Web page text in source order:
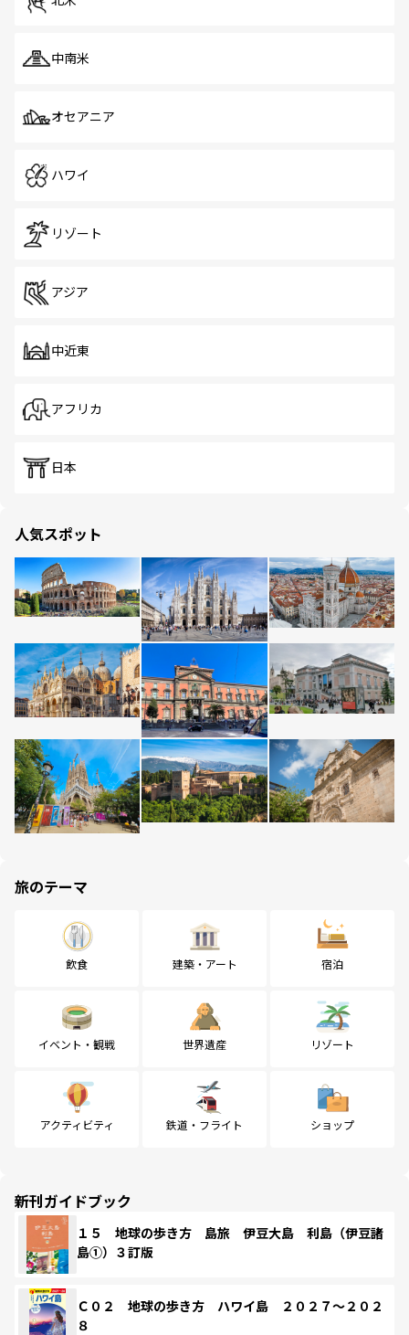
中南米
オセアニア
ハワイ
リゾート
アジア
中近東
アフリカ
日本
人気スポット
旅のテーマ
飲食 建築・アート 宿泊
イベント・観戦 世界遺産 リゾート
アクティビティ 鉄道・フライト ショップ
新刊ガイドブック
１５ 地球の歩き方 島旅 伊豆大島 利島（伊豆諸
島①）３訂版
Ｃ０２ 地球の歩き方 ハワイ島 ２０２７～２０２
８